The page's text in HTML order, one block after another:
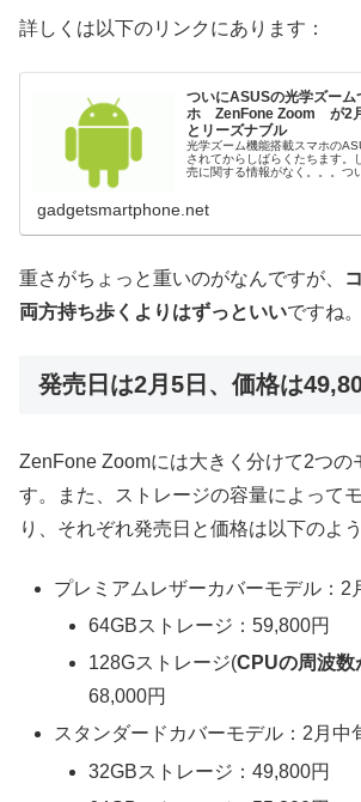
詳しくは以下のリンクにあります：
ついにASUSの光学ズーム
ホ ZenFone Zoom が2
とリーズナブル
光学ズーム機能搭載スマホの
されてからしばらくたちます。
売に関する情報がなく。。。つ
gadgetsmartphone.net
重さがちょっと重いのがなんですが、
両方持ち歩くよりはずっといいですね。
発売日は2月5日、価格は
ZenFone Zoomには大きく分けて2つの
す。また、ストレージの容量によって
り、それぞれ発売日と価格は以下のよ
プレミアムレザーカバーモデル：2
64GBストレージ：59,800円
128Gストレージ(CPUの周波数
68,000円
スタンダードカバーモデル：2月中
32GBストレージ：49,800円